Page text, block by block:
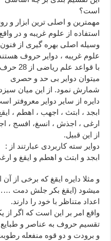
دعا قدرت و توانمندی – دعا
دعای ابودردا برای در امان
است؟
مهمترین و اصلی ترین ابزار و
استفاده از علوم غریبه و در واقع
وسیله اصلی بهره گیری از فنون
علوم غریبه ، دوایر حروف
با قواعد علم ریاضی از 28 حرف
میتوان دوایر بی حد و حصری
شمارش نمود. از این میان
دایره از سایر دوایر معروفتر
ابجد ، ابتث ، اجهب ، اهطم ،
ارغی ، اجذش ، انسغ، افسج ،
از این قبیل.
دوایر سته کاربردی عبارتند از :
ابجد و ابتث و اهطم و ایقغ و
و مثلا دایره ایقغ که برخی از
میشود (ایقغ بکر جلش دمت
اعداد متناظر با خود را دارند.
واقع امر بر این است که اگر
تقسیم حروف به عناصر و طبایع
و برودت و دو قوه منفعله